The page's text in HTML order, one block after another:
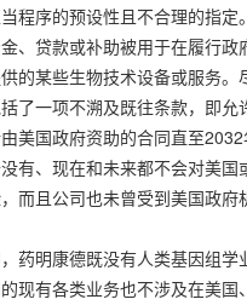
程序的预设性且不合理的指定
、贷款或补助被用于在履行政
的某些生物技术设备或服务。
了一项不溯及既往条款，即允
美国政府资助的合同直至
有、现在和未来都不会对美国
而且公司也未曾受到美国政府
明康德既没有人类基因组学
现有各类业务也不涉及在美国